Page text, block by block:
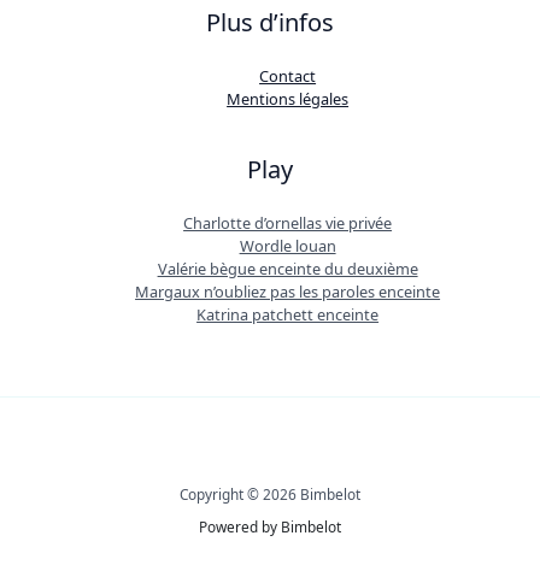
Plus d’infos
Contact
Mentions légales
Play
Charlotte d’ornellas vie privée
Wordle louan
Valérie bègue enceinte du deuxième
Margaux n’oubliez pas les paroles enceinte
Katrina patchett enceinte
Copyright © 2026 Bimbelot
Powered by Bimbelot